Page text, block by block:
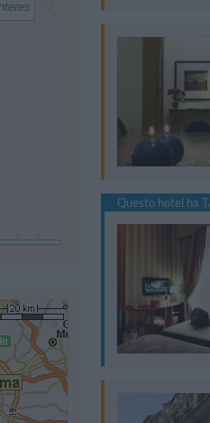
Questo hotel ha